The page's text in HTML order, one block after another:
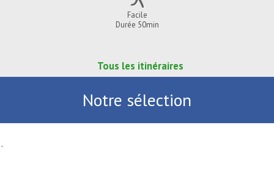
Facile
Durée 50min
Tous les itinéraires
Notre sélection